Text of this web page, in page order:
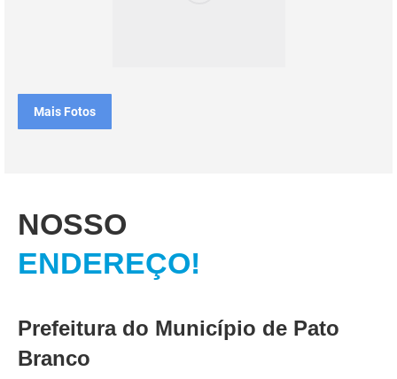
Mais Fotos
NOSSO
ENDEREÇO!
Prefeitura do Município de Pato
Branco